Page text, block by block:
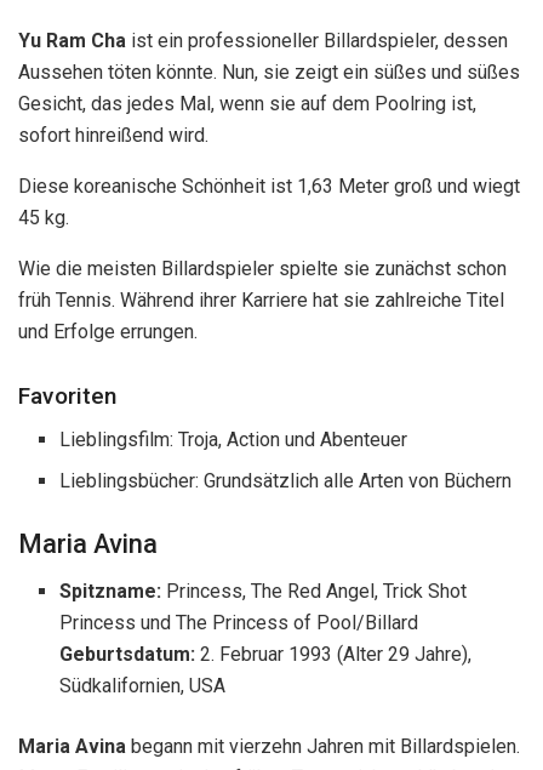
Yu Ram Cha ist ein professioneller Billardspieler, dessen
Aussehen töten könnte. Nun, sie zeigt ein süßes und süßes
Gesicht, das jedes Mal, wenn sie auf dem Poolring ist,
sofort hinreißend wird.
Diese koreanische Schönheit ist 1,63 Meter groß und wiegt
45 kg.
Wie die meisten Billardspieler spielte sie zunächst schon
früh Tennis. Während ihrer Karriere hat sie zahlreiche Titel
und Erfolge errungen.
Favoriten
Lieblingsfilm: Troja, Action und Abenteuer
Lieblingsbücher: Grundsätzlich alle Arten von Büchern
Maria Avina
Spitzname: Princess, The Red Angel, Trick Shot
Princess und The Princess of Pool/Billard
Geburtsdatum: 2. Februar 1993 (Alter29Jahre),
Südkalifornien, USA
Maria Avina begann mit vierzehn Jahren mit Billardspielen.